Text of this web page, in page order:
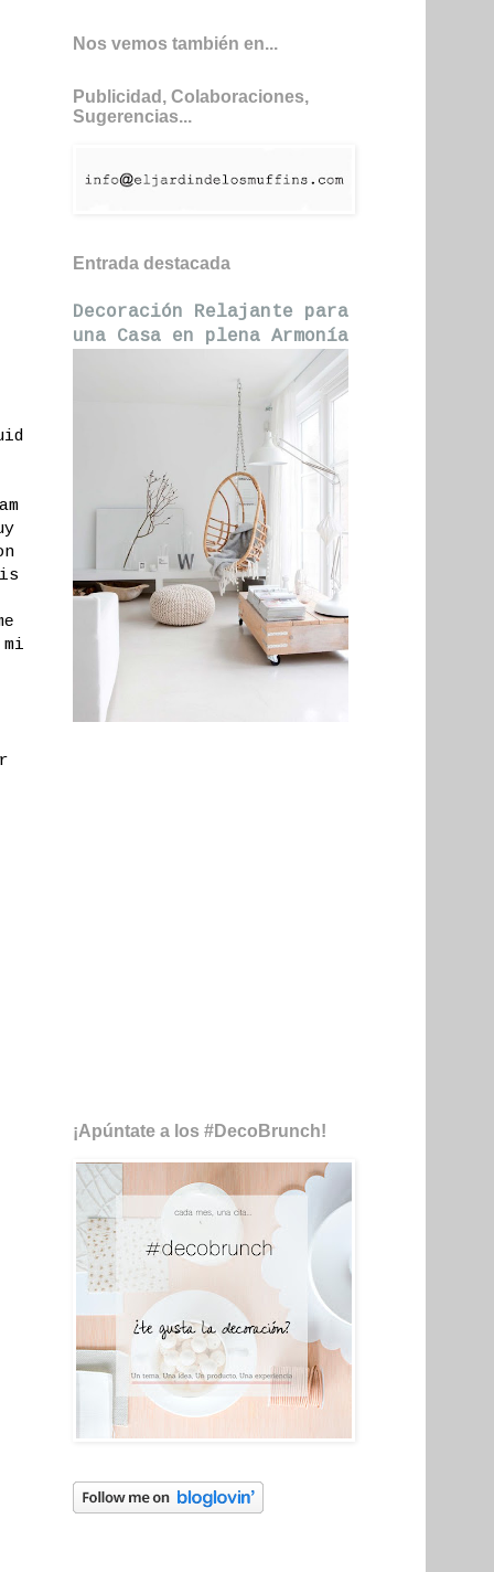
Nos vemos también en...
Publicidad, Colaboraciones,
Sugerencias...
Entrada destacada
Decoración Relajante para
una Casa en plena Armonía
¡Apúntate a los #DecoBrunch!